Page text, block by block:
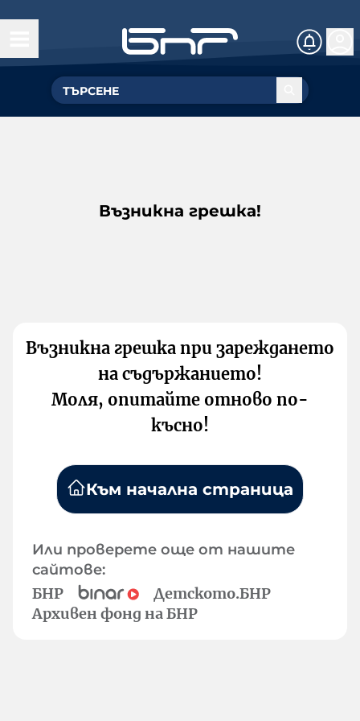
Възникна грешка!
Възникна грешка при зареждането
на съдържанието!
Моля, опитайте отново по-
късно!
Към начална страница
Или проверете още от нашите
сайтове:
БНР
Детското.БНР
Архивен фонд на БНР